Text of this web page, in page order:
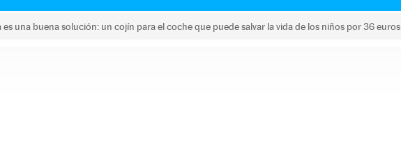
una buena solución: un cojín para el coche que puede salvar la vida de los niños por 36 euros